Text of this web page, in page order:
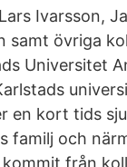
Ivarsson,
samt övriga
Universitet
en kort tids
familj och
från